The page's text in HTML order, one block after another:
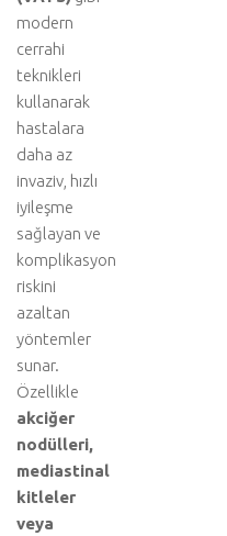
modern
cerrahi
teknikleri
kullanarak
hastalara
daha az
invaziv, hızlı
iyileşme
sağlayan ve
komplikasyon
riskini
azaltan
yöntemler
sunar.
Özellikle
akciğer
nodülleri,
mediastinal
kitleler
veya